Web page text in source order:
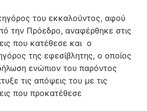
του εκκαλούντος, αφού
την Πρόεδρο, αναφέρθηκε στις
που κατέθεσε και ο
της εφεσίβλητης, ο οποίος
ενώπιον του παρόντος
τις απόψεις του με τις
που προκατέθεσε